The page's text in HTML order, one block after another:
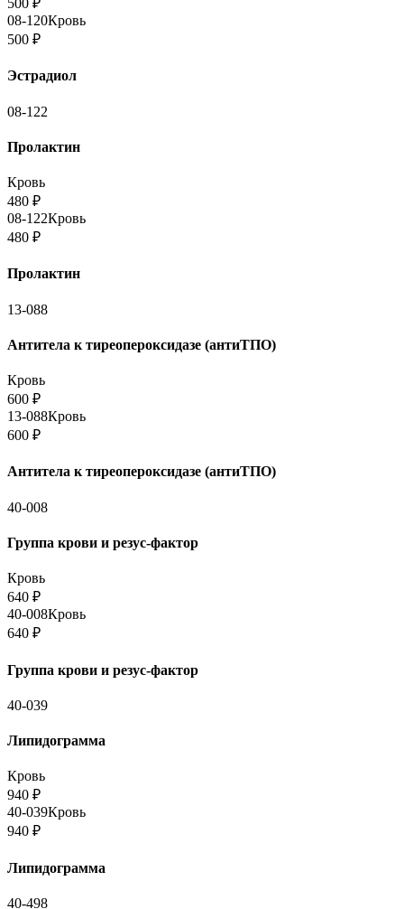
500 ₽
08-120Кровь
500 ₽
Эстрадиол
08-122
Пролактин
Кровь
480 ₽
08-122Кровь
480 ₽
Пролактин
13-088
Антитела к тиреопероксидазе (антиТПО)
Кровь
600 ₽
13-088Кровь
600 ₽
Антитела к тиреопероксидазе (антиТПО)
40-008
Группа крови и резус-фактор
Кровь
640 ₽
40-008Кровь
640 ₽
Группа крови и резус-фактор
40-039
Липидограмма
Кровь
940 ₽
40-039Кровь
940 ₽
Липидограмма
40-498